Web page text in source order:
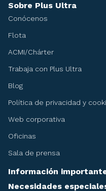
Sobre Plus Ultra
Conócenos
Flota
ACMI/Chárter
Trabaja con Plus Ultra
Blog
Política de privacidad y
Web corporativa
Oficinas
Sala de prensa
Información
Recomendaciones antes de
Necesidades